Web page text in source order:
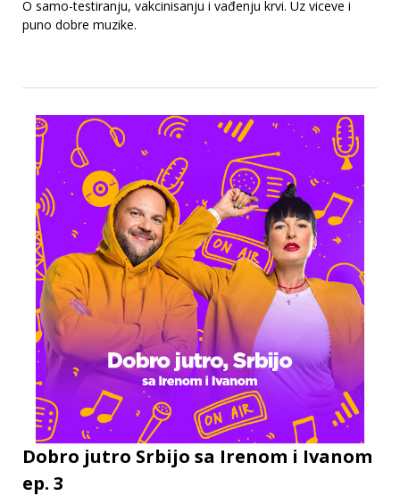
O samo-testiranju, vakcinisanju i vađenju krvi. Uz viceve i
puno dobre muzike.
Dobro jutro Srbijo sa Irenom i Ivanom
ep. 3